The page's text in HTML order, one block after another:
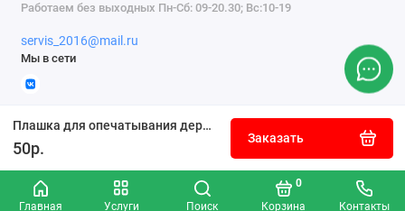
Главная Услуги Поиск Корзина
0
Контакты
Плашка для опечатывания деревянная на 1 печать
50р.
Заказать
Работаем без выходных Пн-Сб: 09-20.30; Вс:10-19
servis_2016@mail.ru
Мы в сети